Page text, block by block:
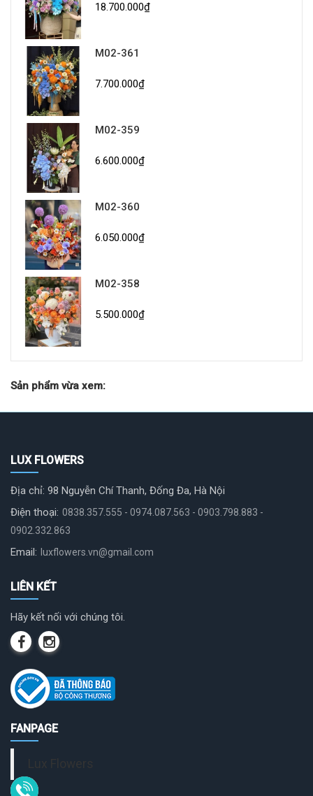
18.700.000₫
M02-361
7.700.000₫
M02-359
6.600.000₫
M02-360
6.050.000₫
M02-358
5.500.000₫
Sản phẩm vừa xem:
LUX FLOWERS
Địa chỉ: 98 Nguyễn Chí Thanh, Đống Đa, Hà Nội
Điện thoại: 0838.357.555 - 0974.087.563 - 0903.798.883 -
0902.332.863
Email: luxflowers.vn@gmail.com
LIÊN KẾT
Hãy kết nối với chúng tôi.
FANPAGE
Lux Flowers